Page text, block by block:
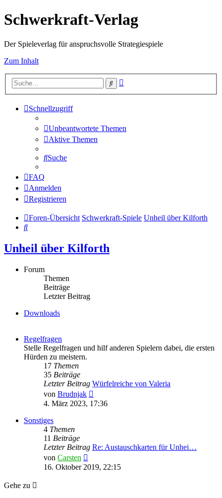
Schwerkraft-Verlag
Der Spieleverlag für anspruchsvolle Strategiespiele
Zum Inhalt
Suche
Schnellzugriff
Unbeantwortete Themen
Aktive Themen
Suche
FAQ
Anmelden
Registrieren
Foren-Übersicht Schwerkraft-Spiele Unheil über Kilforth
Suche
Unheil über Kilforth
Forum
Themen
Beiträge
Letzter Beitrag
Downloads
Regelfragen
Stelle Regelfragen und hilf anderen Spielern dabei, die ersten
Hürden zu meistern.
17 Themen
35 Beiträge
Letzter Beitrag Würfelreiche von Valeria
von Brudnjak
Beitrag
4. März 2023, 17:36
Sonstiges
4 Themen
11 Beiträge
Letzter Beitrag Re: Austauschkarten für Unhei…
von Carsten
Beitrag
16. Oktober 2019, 22:15
Gehe zu